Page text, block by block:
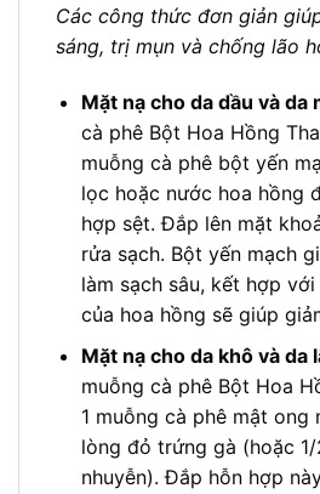
Các công thức đơn giản
sáng, trị mụn và chống lão
Mặt nạ cho da dầu và da
cà phê Bột Hoa Hồng
muỗng cà phê bột yến
lọc hoặc nước hoa hồng
hợp sệt. Đắp lên mặt
rửa sạch. Bột yến mạch
làm sạch sâu, kết hợp
của hoa hồng sẽ giúp
Mặt nạ cho da khô và da
muỗng cà phê Bột Hoa
1 muỗng cà phê mật ong
lòng đỏ trứng gà (hoặc
nhuyễn). Đắp hỗn hợp